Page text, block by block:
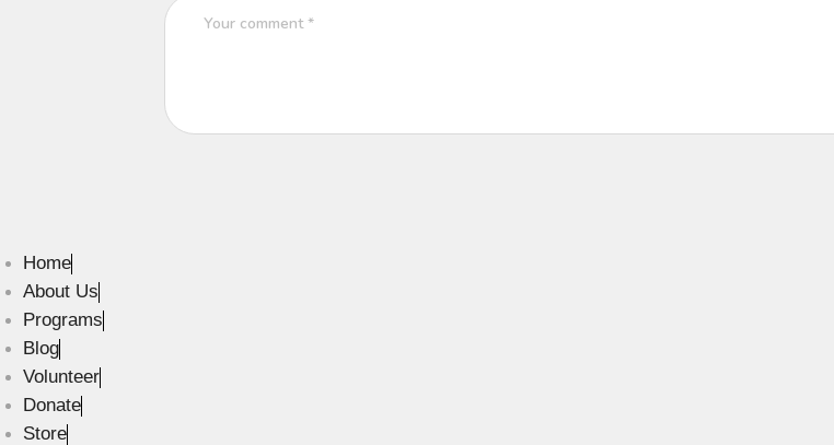
Home
About Us
Programs
Blog
Volunteer
Donate
Store